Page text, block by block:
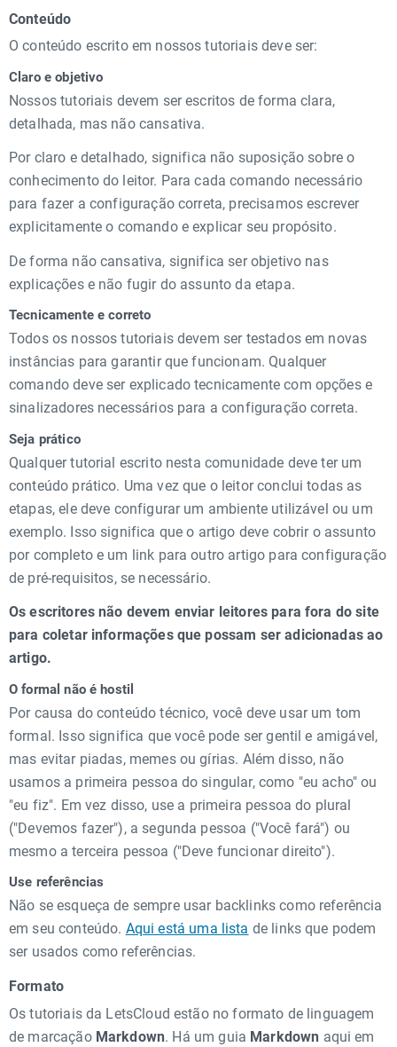
Conteúdo
O conteúdo escrito em nossos tutoriais deve ser:
Claro e objetivo
Nossos tutoriais devem ser escritos de forma clara,
detalhada, mas não cansativa.
Por claro e detalhado, significa não suposição sobre o
conhecimento do leitor. Para cada comando necessário
para fazer a configuração correta, precisamos escrever
explicitamente o comando e explicar seu propósito.
De forma não cansativa, significa ser objetivo nas
explicações e não fugir do assunto da etapa.
Tecnicamente e correto
Todos os nossos tutoriais devem ser testados em novas
instâncias para garantir que funcionam. Qualquer
comando deve ser explicado tecnicamente com opções e
sinalizadores necessários para a configuração correta.
Seja prático
Qualquer tutorial escrito nesta comunidade deve ter um
conteúdo prático. Uma vez que o leitor conclui todas as
etapas, ele deve configurar um ambiente utilizável ou um
exemplo. Isso significa que o artigo deve cobrir o assunto
por completo e um link para outro artigo para configuração
de pré-requisitos, se necessário.
Os escritores não devem enviar leitores para fora do site
para coletar informações que possam ser adicionadas ao
artigo.
O formal não é hostil
Por causa do conteúdo técnico, você deve usar um tom
formal. Isso significa que você pode ser gentil e amigável,
mas evitar piadas, memes ou gírias. Além disso, não
usamos a primeira pessoa do singular, como "eu acho" ou
"eu fiz". Em vez disso, use a primeira pessoa do plural
("Devemos fazer"), a segunda pessoa ("Você fará") ou
mesmo a terceira pessoa ("Deve funcionar direito").
Use referências
Não se esqueça de sempre usar backlinks como referência
em seu conteúdo. Aqui está uma lista de links que podem
ser usados como referências.
Formato
Os tutoriais da LetsCloud estão no formato de linguagem
de marcação Markdown. Há um guia Markdown aqui em